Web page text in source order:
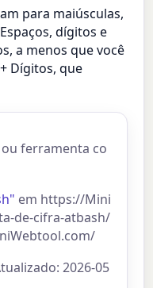
para maiúsculas,
dígitos e
a menos que você
Dígitos, que
ferramenta co
em https://Mini
de-cifra-atbash/
2026-05